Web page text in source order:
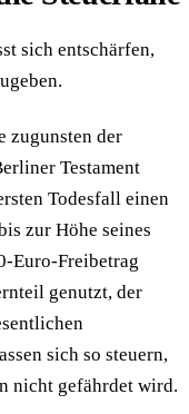
sich entschärfen,
zugunsten der
Testament
Todesfall einen
zur Höhe seines
Euro-Freibetrag
genutzt, der
sich so steuern,
nicht gefährdet wird.